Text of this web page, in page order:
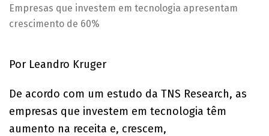
Empresas que investem em tecnologia apresentam
crescimento de 60%
Por Leandro Kruger
De acordo com um estudo da TNS Research, as
empresas que investem em tecnologia têm
aumento na receita e, crescem,